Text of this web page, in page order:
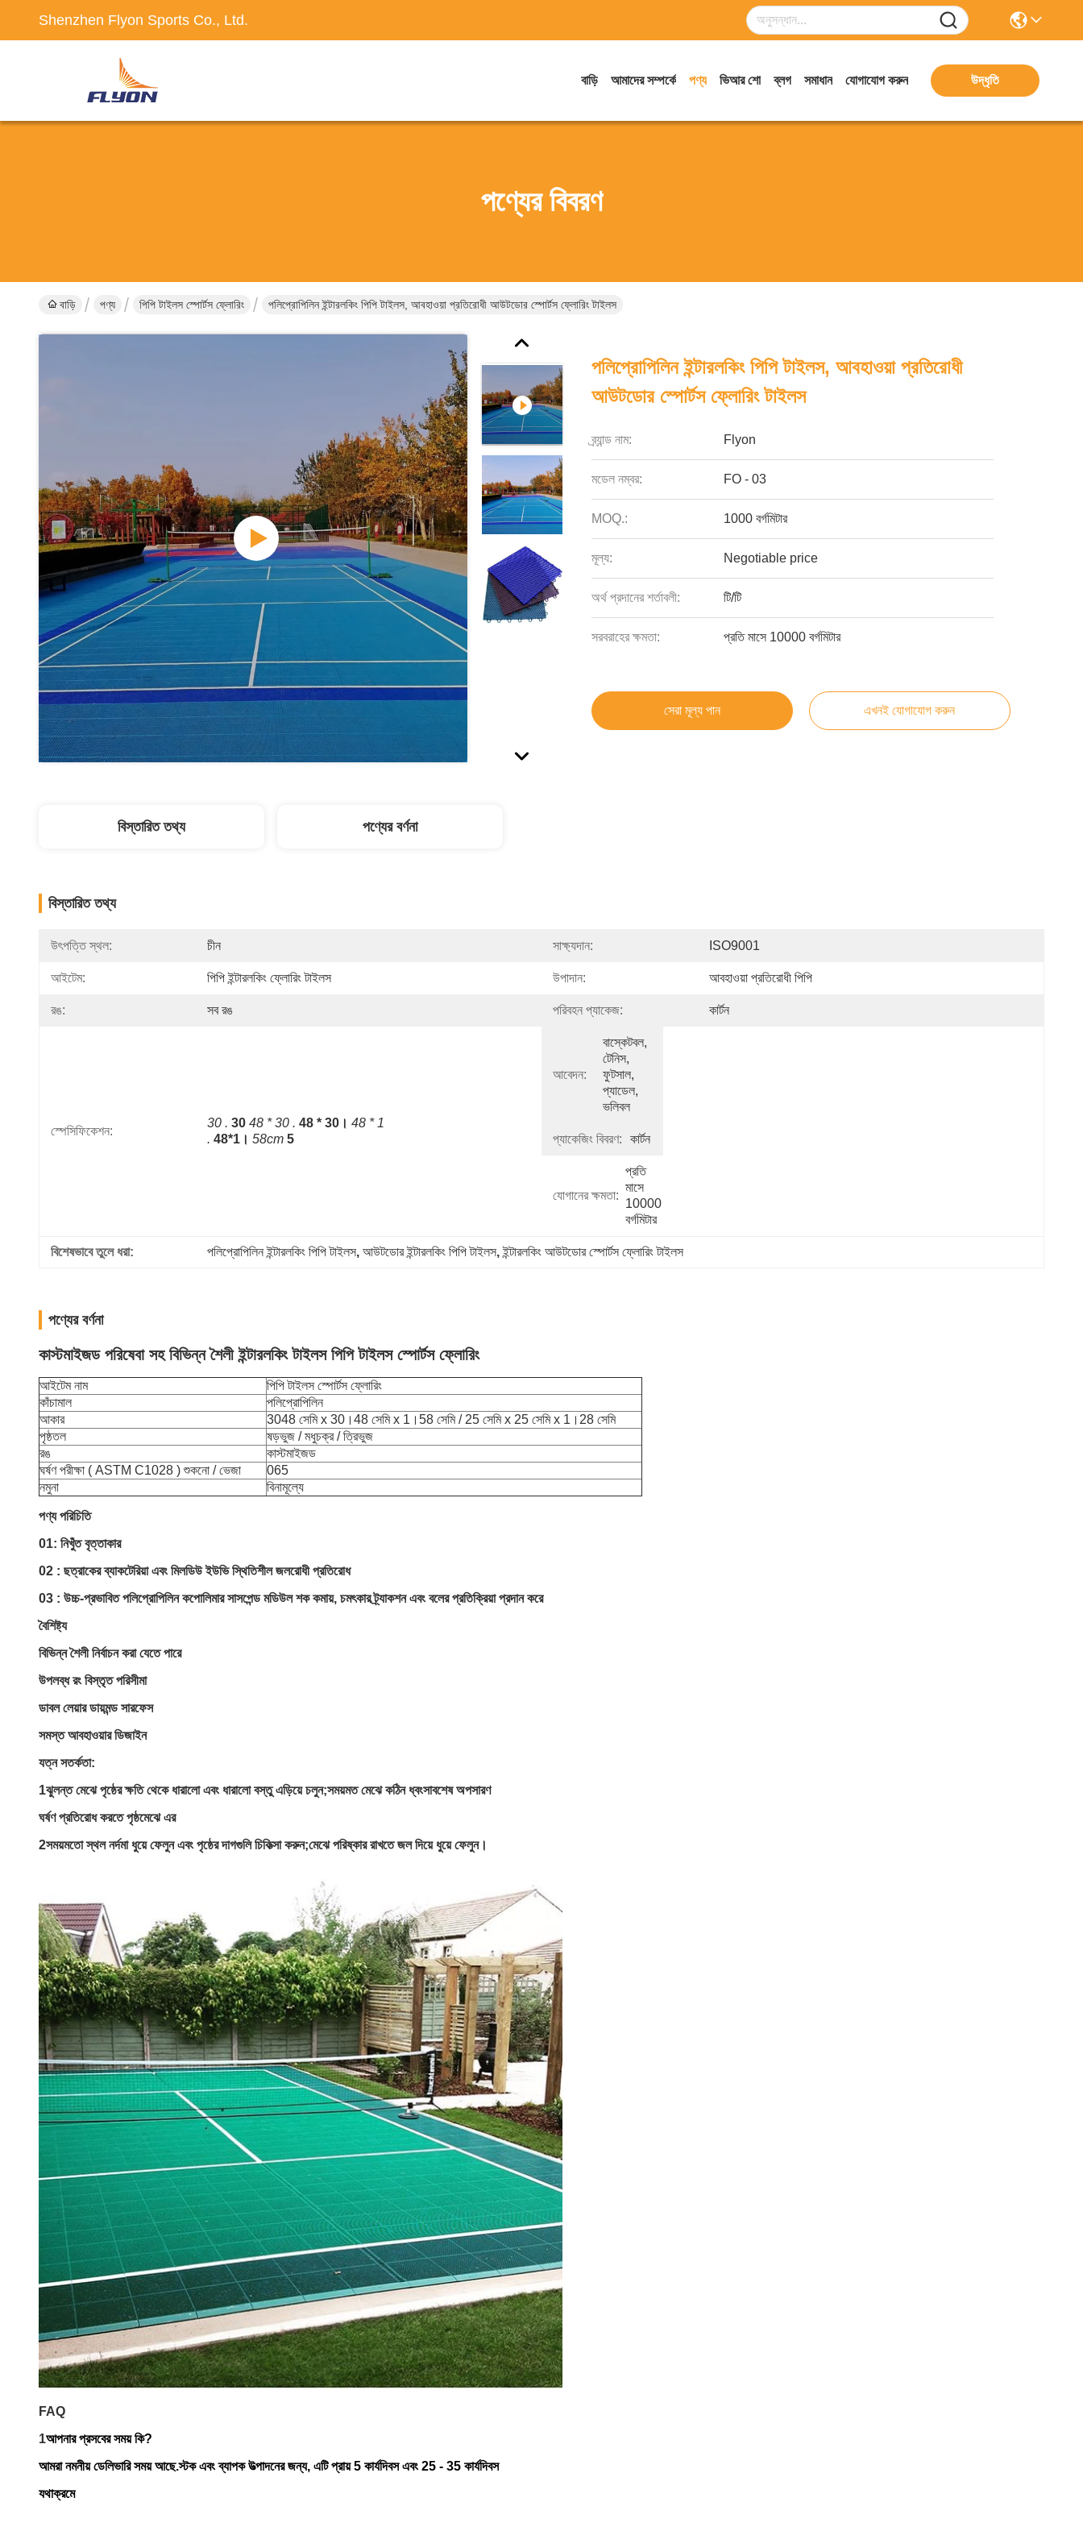
Shenzhen Flyon Sports Co., Ltd.
বাড়ি আমাদের সম্পর্কে পণ্য ভিআর শো ব্লগ সমাধান যোগাযোগ করুন উদ্ধৃতি
পণ্যের বিবরণ
বাড়ি পণ্য পিপি টাইলস স্পোর্টস ফ্লোরিং পলিপ্রোপিলিন ইন্টারলকিং পিপি টাইলস, আবহাওয়া প্রতিরোধী আউটডোর স্পোর্টস ফ্লোরিং টাইলস
পলিপ্রোপিলিন ইন্টারলকিং পিপি টাইলস, আবহাওয়া প্রতিরোধী
আউটডোর স্পোর্টস ফ্লোরিং টাইলস
ব্র্যান্ড নাম: Flyon
মডেল নম্বর: FO - 03
MOQ.: 1000 বর্গমিটার
মূল্য: Negotiable price
অর্থ প্রদানের শর্তাবলী: টি/টি
সরবরাহের ক্ষমতা: প্রতি মাসে 10000 বর্গমিটার
সেরা মূল্য পান এখনই যোগাযোগ করুন
বিস্তারিত তথ্য পণ্যের বর্ণনা
বিস্তারিত তথ্য
উৎপত্তি স্থল: চীন সাক্ষ্যদান: ISO9001
আইটেম: পিপি ইন্টারলকিং ফ্লোরিং টাইলস উপাদান: আবহাওয়া প্রতিরোধী পিপি
রঙ: সব রঙ পরিবহন প্যাকেজ: কার্টন
স্পেসিফিকেশন:
30 . 30 48 * 30 . 48 * 30। 48 * 1
. 48*1। 58cm 5
আবেদন:
বাস্কেটবল,
টেনিস,
ফুটসাল,
প্যাডেল,
ভলিবল
প্যাকেজিং বিবরণ: কার্টন
যোগানের ক্ষমতা:
প্রতি
মাসে
10000
বর্গমিটার
বিশেষভাবে তুলে ধরা: পলিপ্রোপিলিন ইন্টারলকিং পিপি টাইলস, আউটডোর ইন্টারলকিং পিপি টাইলস, ইন্টারলকিং আউটডোর স্পোর্টস ফ্লোরিং টাইলস
পণ্যের বর্ণনা
কাস্টমাইজড পরিষেবা সহ বিভিন্ন শৈলী ইন্টারলকিং টাইলস পিপি টাইলস স্পোর্টস ফ্লোরিং
আইটেম নাম
পিপি টাইলস স্পোর্টস ফ্লোরিং
কাঁচামাল
পলিপ্রোপিলিন
আকার
3048 সেমি x 30।48 সেমি x 1।58 সেমি / 25 সেমি x 25 সেমি x 1।28 সেমি
পৃষ্ঠতল
ষড়ভুজ / মধুচক্র / ত্রিভুজ
রঙ
কাস্টমাইজড
ঘর্ষণ পরীক্ষা ( ASTM C1028 ) শুকনো / ভেজা
065
নমুনা
বিনামূল্যে
পণ্য পরিচিতি
01: নিখুঁত বৃত্তাকার
02 : ছত্রাকের ব্যাকটেরিয়া এবং মিলডিউ ইউভি স্থিতিশীল জলরোধী প্রতিরোধ
03 : উচ্চ-প্রভাবিত পলিপ্রোপিলিন কপোলিমার সাসপেন্ড মডিউল শক কমায়, চমৎকার ট্র্যাকশন এবং বলের প্রতিক্রিয়া প্রদান করে
বৈশিষ্ট্য
বিভিন্ন শৈলী নির্বাচন করা যেতে পারে
উপলব্ধ রং বিস্তৃত পরিসীমা
ডাবল লেয়ার ডায়মন্ড সারফেস
সমস্ত আবহাওয়ার ডিজাইন
যত্ন সতর্কতা:
1ঝুলন্ত মেঝে পৃষ্ঠের ক্ষতি থেকে ধারালো এবং ধারালো বস্তু এড়িয়ে চলুন;সময়মত মেঝে কঠিন ধ্বংসাবশেষ অপসারণ
ঘর্ষণ প্রতিরোধ করতে পৃষ্ঠমেঝে এর
2সময়মতো স্থল নর্দমা ধুয়ে ফেলুন এবং পৃষ্ঠের দাগগুলি চিকিত্সা করুন;মেঝে পরিষ্কার রাখতে জল দিয়ে ধুয়ে ফেলুন।
FAQ
1আপনার প্রসবের সময় কি?
আমরা নমনীয় ডেলিভারি সময় আছে.স্টক এবং ব্যাপক উত্পাদনের জন্য, এটি প্রায় 5 কার্যদিবস এবং 25 - 35 কার্যদিবস
যথাক্রমে